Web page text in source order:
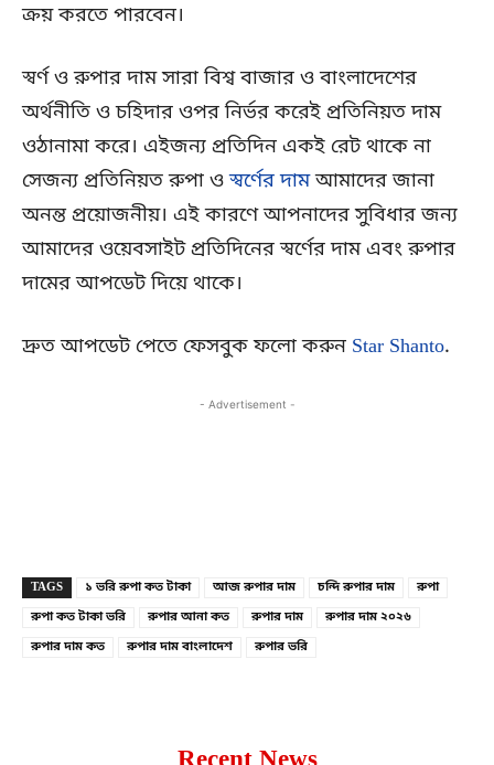
ক্রয় করতে পারবেন।
স্বর্ণ ও রুপার দাম সারা বিশ্ব বাজার ও বাংলাদেশের
অর্থনীতি ও চহিদার ওপর নির্ভর করেই প্রতিনিয়ত দাম
ওঠানামা করে। এইজন্য প্রতিদিন একই রেট থাকে না
সেজন্য প্রতিনিয়ত রুপা ওস্বর্ণের দামআমাদের জানা
অনন্ত প্রয়োজনীয়। এই কারণে আপনাদের সুবিধার জন্য
আমাদের ওয়েবসাইট প্রতিদিনের স্বর্ণের দাম এবং রুপার
দামের আপডেট দিয়ে থাকে।
দ্রুত আপডেট পেতে ফেসবুক ফলো করুন Star Shanto.
- Advertisement -
TAGS ১ ভরি রুপা কত টাকা আজ রুপার দাম চন্দি রুপার দাম
রুপা
রুপা কত টাকা ভরি
রুপার আনা কত রুপার দাম
রুপার দাম ২০২৬
রুপার দাম কত
রুপার দাম বাংলাদেশ রুপার ভরি
Recent News